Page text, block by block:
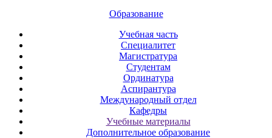
Образование
Учебная часть
Специалитет
Магистратура
Студентам
Ординатура
Аспирантура
Международный отдел
Кафедры
Учебные материалы
Дополнительное образование